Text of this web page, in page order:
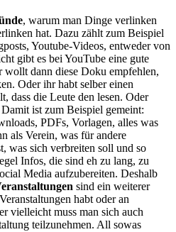
, warum man Dinge verlinken
hat. Dazu zählt zum Beispiel
Youtube-Videos, entweder von
gibt es bei YouTube eine gute
dann diese Doku empfehlen,
Oder ihr habt selber einen
dass die Leute den lesen. Oder
Damit ist zum Beispiel gemeint:
PDFs, Vorlagen, alles was
als Verein, was für andere
was sich verbreiten soll und so
Infos, die sind eh zu lang, zu
Media aufzubereiten. Deshalb
sind ein weiterer
habt oder an
vielleicht muss man sich auch
teilzunehmen. All sowas